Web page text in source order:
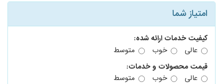
امتیاز شما
کیفیت خدمات ارائه شده:
عالی
خوب
متوسط
قیمت محصولات و خدمات:
عالی
خوب
متوسط